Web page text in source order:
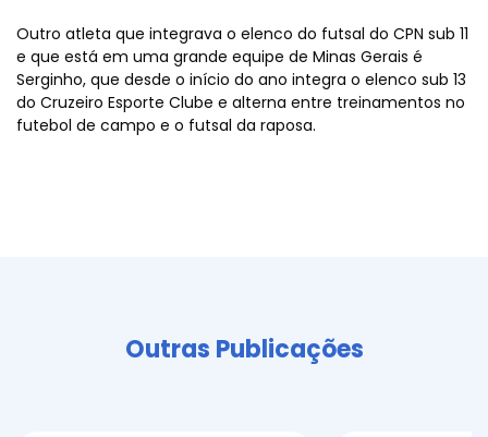
Outro atleta que integrava o elenco do futsal do CPN sub 11
e que está em uma grande equipe de Minas Gerais é
Serginho, que desde o início do ano integra o elenco sub 13
do Cruzeiro Esporte Clube e alterna entre treinamentos no
futebol de campo e o futsal da raposa.
Outras Publicações